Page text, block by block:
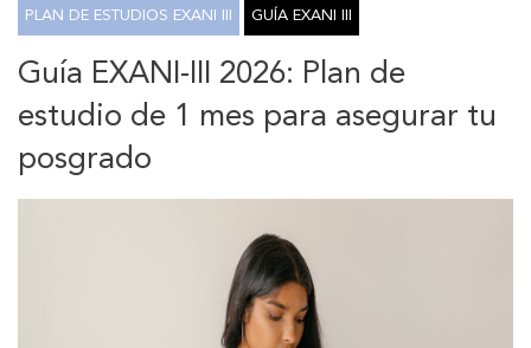
PLAN DE ESTUDIOS EXANI III GUÍA EXANI III
Guía EXANI-III 2026: Plan de
estudio de 1 mes para asegurar tu
posgrado